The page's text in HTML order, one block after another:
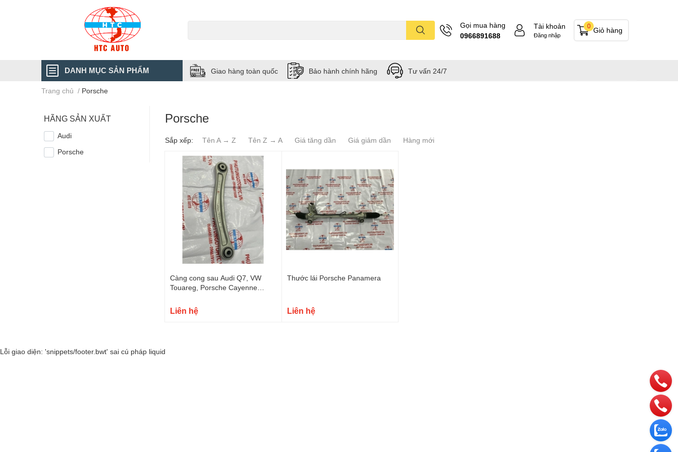
Gọi mua hàng
0966891688
Tài khoản
Đăng nhập
Giỏ hàng
0
DANH MỤC SẢN PHẨM Giao hàng toàn quốc Bảo hành chính hãng Tư vấn 24/7
Trang chủ / Porsche
HÃNG SẢN XUẤT
Audi
Porsche
Porsche
Sắp xếp: Tên A → Z Tên Z → A Giá tăng dần Giá giảm dần Hàng mới
Càng cong sau Audi Q7, VW
Touareg, Porsche Cayenne
Liên hệ
Thước lái Porsche Panamera
Liên hệ
Lỗi giao diện: 'snippets/footer.bwt' sai cú pháp liquid